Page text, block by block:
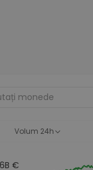
Volum 24h
€